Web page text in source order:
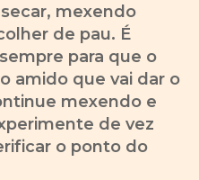
mexendo
de pau. É
para que o
amido que vai dar o
mexendo e
de vez
o ponto do